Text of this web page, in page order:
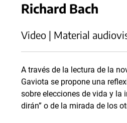
Richard Bach
Video | Material
A través de la lectura de la
Gaviota se propone una
sobre elecciones de vida y la
dirán” o de la mirada de los